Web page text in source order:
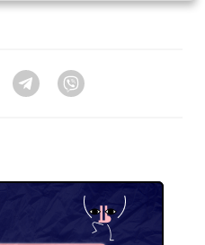
Twitter Telegram